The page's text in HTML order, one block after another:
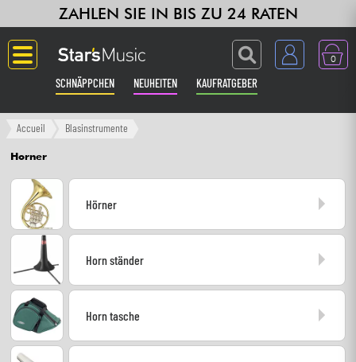
ZAHLEN SIE IN BIS ZU 24 RATEN
0
SCHNÄPPCHEN NEUHEITEN KAUFRATGEBER
Langue
Verstärker & Effekte
Synths & samplers
Accueil Blasinstrumente
Horner
Hörner
Horn ständer
Horn tasche